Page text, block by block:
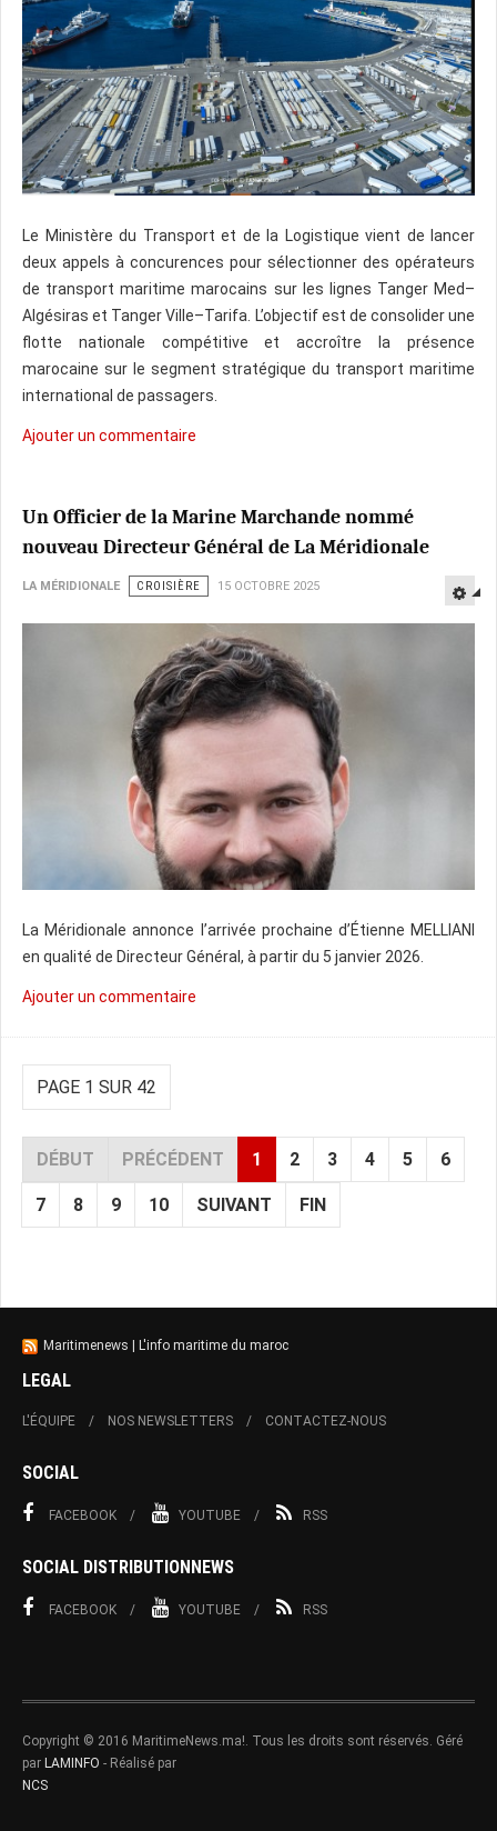
Le Ministère du Transport et de la Logistique vient de lancer
deux appels à concurences pour sélectionner des opérateurs
de transport maritime marocains sur les lignes Tanger Med–
Algésiras et Tanger Ville–Tarifa. L’objectif est de consolider une
flotte nationale compétitive et accroître la présence
marocaine sur le segment stratégique du transport maritime
international de passagers.
Ajouter un commentaire
Un Officier de la Marine Marchande nommé
nouveau Directeur Général de La Méridionale
LA MÉRIDIONALE CROISIÈRE 15 OCTOBRE 2025
La Méridionale annonce l’arrivée prochaine d’Étienne MELLIANI
en qualité de Directeur Général, à partir du 5 janvier 2026.
Ajouter un commentaire
PAGE 1 SUR 42
DÉBUT PRÉCÉDENT 1 2 3 4 5 6
7 8 9 10 SUIVANT FIN
Maritimenews | L'info maritime du maroc
LEGAL
L'ÉQUIPE NOS NEWSLETTERS CONTACTEZ-NOUS
SOCIAL
FACEBOOK YOUTUBE RSS
SOCIAL DISTRIBUTIONNEWS
FACEBOOK YOUTUBE RSS
Copyright © 2016 MaritimeNews.ma!. Tous les droits sont réservés. Géré
par LAMINFO - Réalisé par
NCS